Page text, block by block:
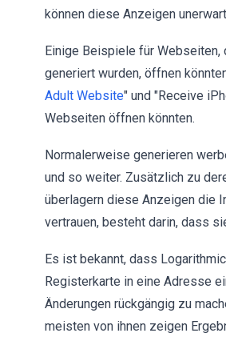
können diese Anzeigen
Einige Beispiele für
generiert wurden, öffnen
Adult Website" und "Receive
Webseiten öffnen könnten.
Normalerweise generieren
und so weiter. Zusätzlich zu
überlagern diese Anzeigen die
vertrauen, besteht darin, dass
Es ist bekannt, dass
Registerkarte in eine Adresse
Änderungen rückgängig zu
meisten von ihnen zeigen